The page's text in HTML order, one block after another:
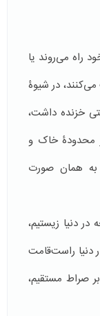
راه می‌روند یا
در شیوۀ
خزنده داشت،
محدودۀ خاک و
به همان صورت
دنیا زیستیم،
دنیا راست‌قامت
صراط مستقیم،